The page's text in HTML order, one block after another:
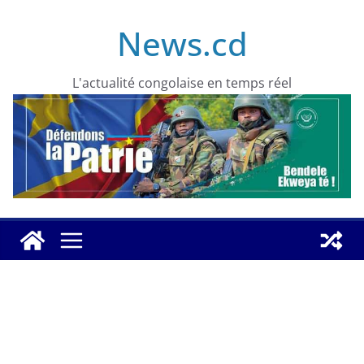
News.cd
L'actualité congolaise en temps réel